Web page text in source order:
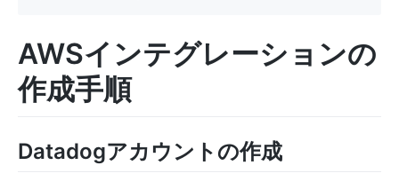
AWSインテグレーションの
作成手順
Datadogアカウントの作成